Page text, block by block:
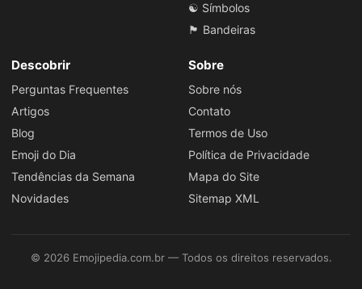
☯️ Símbolos
🏴 Bandeiras
Descobrir
Perguntas Frequentes
Artigos
Blog
Emoji do Dia
Tendências da Semana
Novidades
Sobre
Sobre nós
Contato
Termos de Uso
Política de Privacidade
Mapa do Site
Sitemap XML
© 2026 Emojipedia.com.br — Todos os direitos reservados.